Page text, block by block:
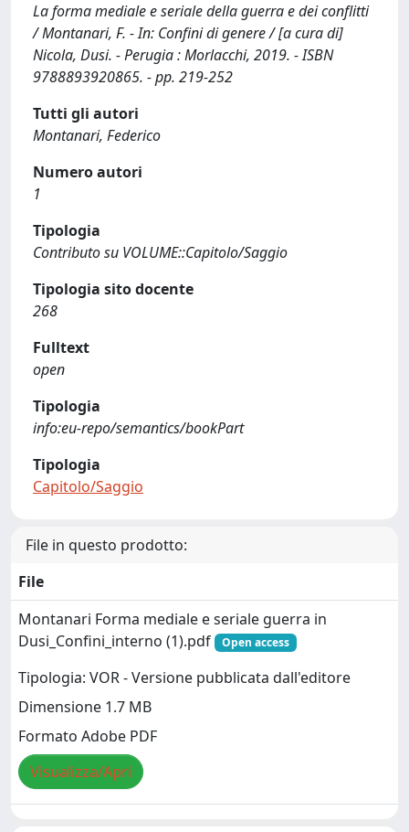
La forma mediale e seriale della guerra e dei conflitti
/ Montanari, F. - In: Confini di genere / [a cura di]
Nicola, Dusi. - Perugia : Morlacchi, 2019. - ISBN
9788893920865. - pp. 219-252
Tutti gli autori
Montanari, Federico
Numero autori
1
Tipologia
Contributo su VOLUME::Capitolo/Saggio
Tipologia sito docente
268
Fulltext
open
Tipologia
info:eu-repo/semantics/bookPart
Tipologia
Capitolo/Saggio
File in questo prodotto:
File
Montanari Forma mediale e seriale guerra in
Dusi_Confini_interno (1).pdf
Open access
Tipologia: VOR - Versione pubblicata dall'editore
Dimensione 1.7 MB
Formato Adobe PDF
Visualizza/Apri